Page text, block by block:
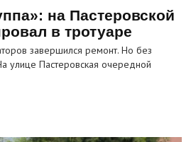
на Пастеровской
в тротуаре
завершился ремонт. Но без
улице Пастеровская очередной